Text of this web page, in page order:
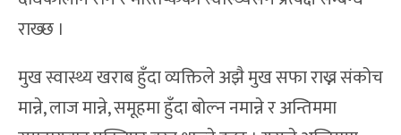
राख्छ ।
मुख स्वास्थ्य खराब हुँदा व्यक्तिले अझै मुख सफा राख्न संकोच
मान्ने, लाज मान्ने, समूहमा हुँदा बोल्न नमान्ने र अन्तिममा